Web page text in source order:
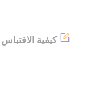
كيفية الاقتباس